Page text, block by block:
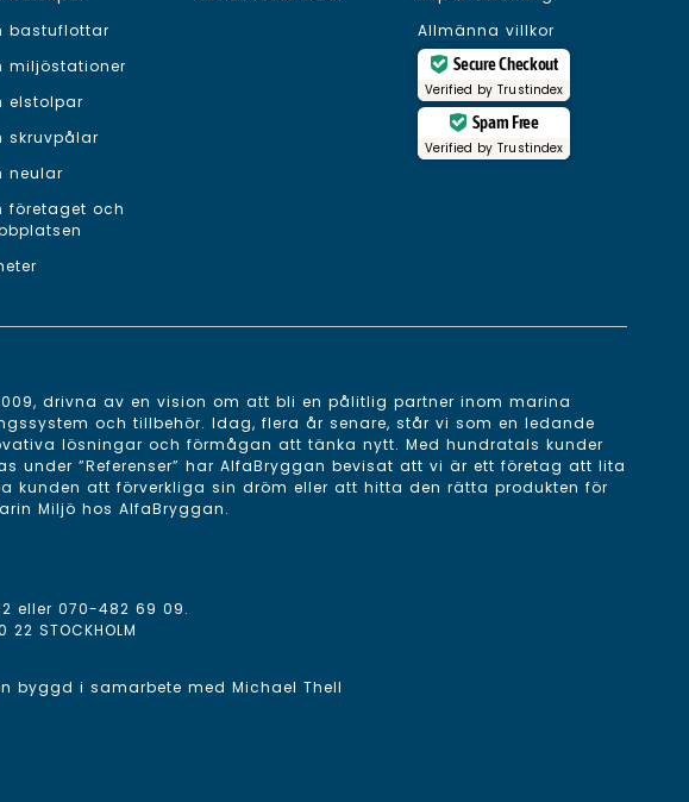
bastuflottar
miljöstationer
elstolpar
skruvpålar
neular
företaget och
Allmänna villkor
Secure Checkout
Verified byTrustindex
Spam Free
Verified byTrustindex
drivna av en vision om att bli en pålitlig partner inom marina
och tillbehör. Idag, flera år senare, står vi som en ledande
lösningar och förmågan att tänka nytt. Med hundratals kunder
under ”Referenser” har AlfaBryggan bevisat att vi är ett företag att lita
kunden att förverkliga sin dröm eller att hitta den rätta produkten för
Miljö hos AlfaBryggan.
eller070-482 69 09.
STOCKHOLM
byggd i samarbete medMichael Thell